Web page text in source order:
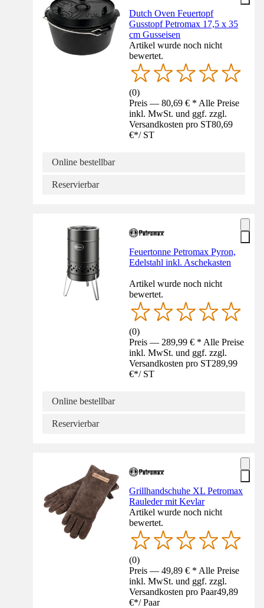
Dutch Oven Feuertopf
Gusstopf Petromax 17,5 x 35
cm Gusseisen
Artikel wurde noch nicht
bewertet.
(0)
Preis — 80,69 € * Alle Preise
inkl. MwSt. und ggf. zzgl.
Versandkosten pro ST80,69
€*/ ST
Online bestellbar
Reservierbar
Feuertonne Petromax Pyron,
Edelstahl inkl. Aschekasten
Artikel wurde noch nicht
bewertet.
(0)
Preis — 289,99 € * Alle Preise
inkl. MwSt. und ggf. zzgl.
Versandkosten pro ST289,99
€*/ ST
Online bestellbar
Reservierbar
Grillhandschuhe XL Petromax
Rauleder mit Kevlar
Artikel wurde noch nicht
bewertet.
(0)
Preis — 49,89 € * Alle Preise
inkl. MwSt. und ggf. zzgl.
Versandkosten pro Paar49,89
€*/ Paar